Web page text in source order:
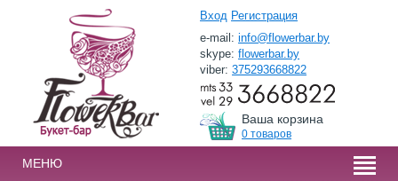
Вход Регистрация
e-mail:info@flowerbar.by
skype:flowerbar.by
viber:375293668822
Ваша корзина
0 товаров
МЕНЮ